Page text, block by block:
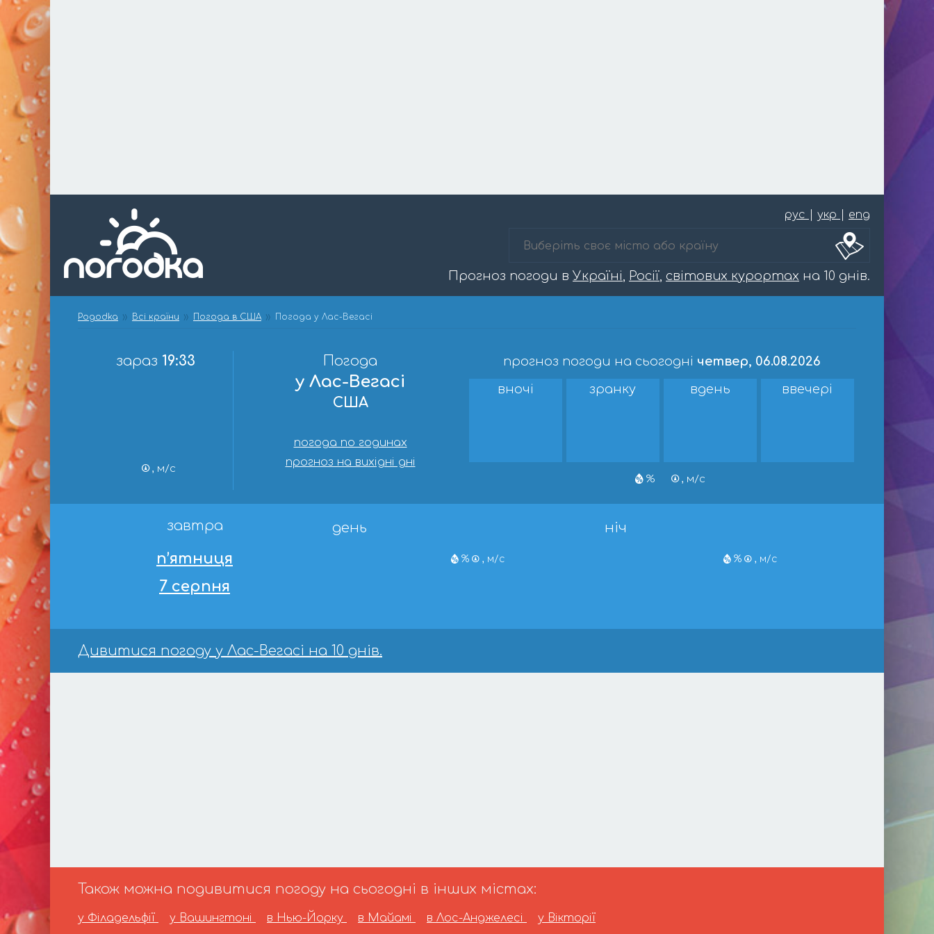
рус укр eng
Прогноз погоди в Україні, Росії, світових курортах на 10 днів.
Pogodka Всі країни Погода в США Погода у Лас-Вегасі
зараз 19:33
, м/с
Погода
у Лас-Вегасі
США
погода по годинах
прогноз на вихідні дні
прогноз погоди на сьогодні четвер, 06.08.2026
вночі
зранку вдень ввечері
% , м/с
завтра
п’ятниця
7 серпня
день
% , м/с
ніч
% , м/с
Дивитися погоду у Лас-Вегасі на 10 днів.
Також можна подивитися погоду на сьогодні в інших містах:
у Філадельфії у Вашингтоні в Нью-Йорку в Майамі в Лос-Анджелесі у Вікторії